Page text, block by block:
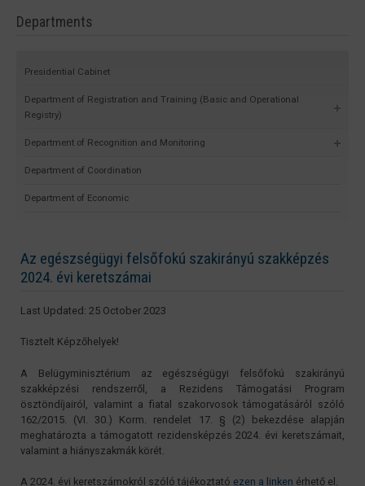
Departments
Presidential Cabinet
Department of Registration and Training (Basic and Operational
Registry)
Department of Recognition and Monitoring
Department of Coordination
Department of Economic
Az egészségügyi felsőfokú szakirányú szakképzés
2024. évi keretszámai
Last Updated: 25 October 2023
Tisztelt Képzőhelyek!
A Belügyminisztérium az egészségügyi felsőfokú szakirányú
szakképzési rendszerről, a Rezidens Támogatási Program
ösztöndíjairól, valamint a fiatal szakorvosok támogatásáról szóló
162/2015. (VI. 30.) Korm. rendelet 17. § (2) bekezdése alapján
meghatározta a támogatott rezidensképzés 2024. évi keretszámait,
valamint a hiányszakmák körét.
A 2024. évi keretszámokról szóló tájékoztató ezen a linken érhető el.